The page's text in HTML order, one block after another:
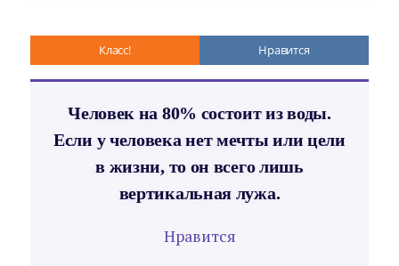
Класс! Нравится
Человек на 80% состоит из воды.
Если у человека нет мечты или цели
в жизни, то он всего лишь
вертикальная лужа.
Нравится